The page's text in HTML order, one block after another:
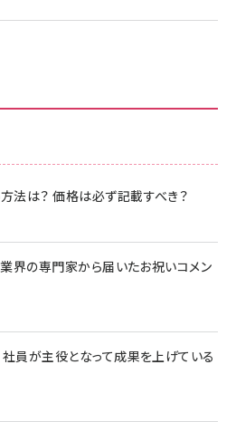
法は？ 価格は必ず記載すべき？
界の専門家から届いたお祝いコメン
社員が主役となって成果を上げている